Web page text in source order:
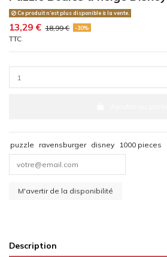
Ce produit n’est plus disponible à la vente.
13,29 € 18,99 € -30%
TTC
puzzle ravensburger disney 1000 pieces
Description